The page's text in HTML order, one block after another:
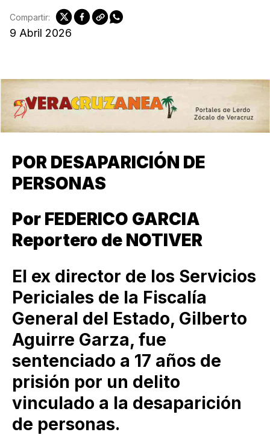
9 Abril 2026
Compartir:
POR DESAPARICIÓN DE
PERSONAS
Por FEDERICO GARCIA
Reportero de NOTIVER
El ex director de los Servicios
Periciales de la Fiscalía
General del Estado, Gilberto
Aguirre Garza, fue
sentenciado a 17 años de
prisión por un delito
vinculado a la desaparición
de personas.